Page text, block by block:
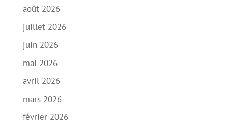
août 2026
juillet 2026
juin 2026
mai 2026
avril 2026
mars 2026
février 2026